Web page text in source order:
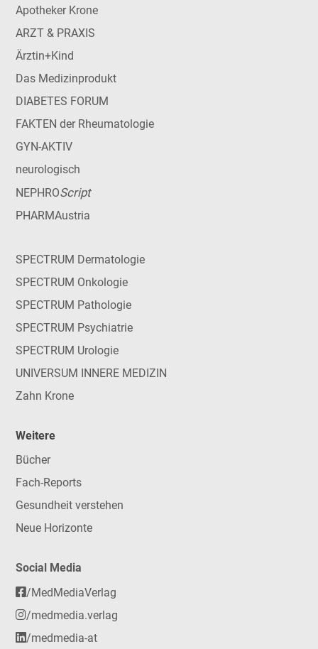
Apotheker Krone
ARZT & PRAXIS
Ärztin+Kind
Das Medizinprodukt
DIABETES FORUM
FAKTEN der Rheumatologie
GYN-AKTIV
neurologisch
NEPHROScript
PHARMAustria
SPECTRUM Dermatologie
SPECTRUM Onkologie
SPECTRUM Pathologie
SPECTRUM Psychiatrie
SPECTRUM Urologie
UNIVERSUM INNERE MEDIZIN
Zahn Krone
Weitere
Bücher
Fach-Reports
Gesundheit verstehen
Neue Horizonte
Social Media
/MedMediaVerlag
/medmedia.verlag
/medmedia-at